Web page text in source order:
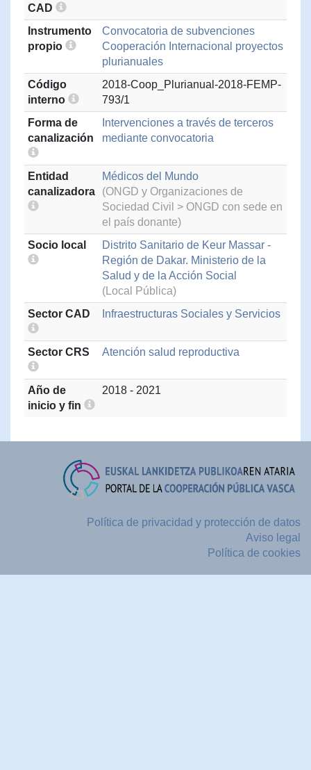
CAD
Instrumento
propio
Convocatoria de subvenciones
Cooperación Internacional proyectos
plurianuales
Código
interno
2018-Coop_Plurianual-2018-FEMP-
793/1
Forma de
canalización
Intervenciones a través de terceros
mediante convocatoria
Entidad
canalizadora
Médicos del Mundo
(ONGD y Organizaciones de
Sociedad Civil > ONGD con sede en
el país donante)
Socio local
Distrito Sanitario de Keur Massar -
Región de Dakar. Ministerio de la
Salud y de la Acción Social
(Local Pública)
Sector CAD
Infraestructuras Sociales y Servicios
Sector CRS Atención salud reproductiva
Año de
inicio y fin
2018 - 2021
Política de privacidad y protección de datos
Aviso legal
Política de cookies